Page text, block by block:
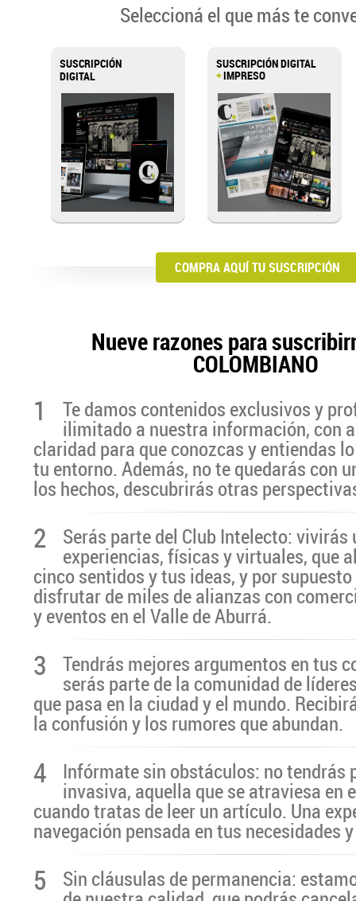
Seleccioná el que más te
SUSCRIPCIÓN
DIGITAL
SUSCRIPCIÓN DIGITAL
+IMPRESO
COMPRA AQUÍ TU SUSCRIPCIÓN
Nueve razones para
COLOMBIANO
1 Te damos contenidos exclusivos y
ilimitado a nuestra información, con
claridad para que conozcas y entiendas
tu entorno. Además, no te quedarás con
los hechos, descubrirás otras
2 Serás parte del Club Intelecto: vivirás
experiencias, físicas y virtuales, que
cinco sentidos y tus ideas, y por
disfrutar de miles de alianzas con
y eventos en el Valle de Aburrá.
3 Tendrás mejores argumentos en tus
serás parte de la comunidad de
que pasa en la ciudad y el mundo.
la confusión y los rumores que abundan.
4 Infórmate sin obstáculos: no tendrás
invasiva, aquella que se atraviesa en
cuando tratas de leer un artículo. Una
navegación pensada en tus necesidades
5 Sin cláusulas de permanencia: